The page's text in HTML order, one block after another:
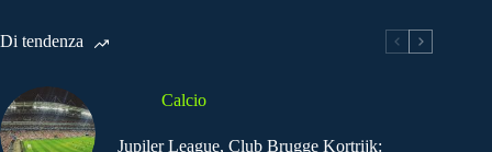
Di tendenza
Calcio
Jupiler League, Club Brugge Kortrijk: